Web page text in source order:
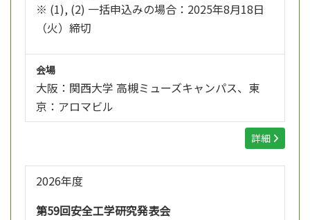
※ (1), (2) 一括申込みの場合：2025年8月18日
（火）締切
会場
大阪：関西大学 高槻ミューズキャンパス、東
京：アロマビル
詳細
2026年度
第59回安全工学研究発表会